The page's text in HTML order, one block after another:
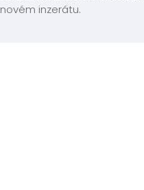
novém inzerátu.